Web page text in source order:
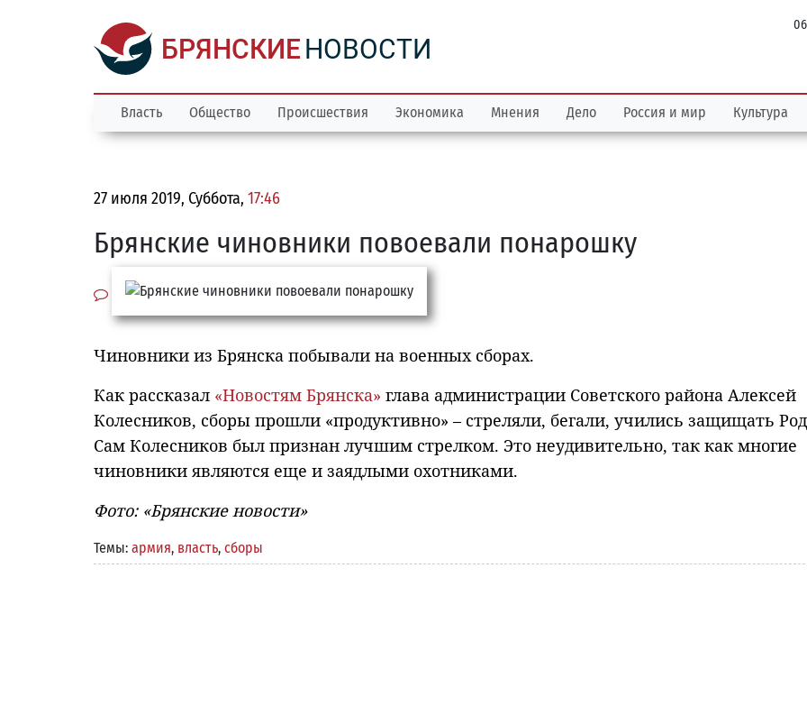
БРЯНСКИЕНОВОСТИ
Власть Общество Происшествия Экономика Мнения Дело Россия и мир Культура
27 июля 2019, Суббота, 17:46
Брянские чиновники повоевали понарошку
Чиновники из Брянска побывали на военных сборах.
Как рассказал «Новостям Брянска» глава администрации Советского района Алексей
Колесников, сборы прошли «продуктивно» – стреляли, бегали, учились защищать
Сам Колесников был признан лучшим стрелком. Это неудивительно, так как многие
чиновники являются еще и заядлыми охотниками.
Фото: «Брянские новости»
Темы: армия, власть, сборы